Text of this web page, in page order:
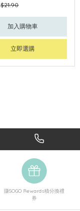
$21.90
加入購物車
立即選購
賺SOGO Rewards積分換禮
券